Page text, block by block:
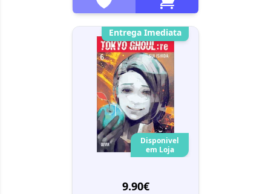
Entrega Imediata
Disponivel
em Loja
9.90€